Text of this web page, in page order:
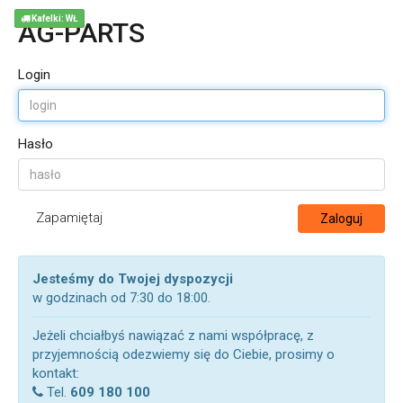
AG-PARTS
Login
Hasło
Zapamiętaj Zaloguj
Jesteśmy do Twojej dyspozycji
w godzinach od 7:30 do 18:00.
Jeżeli chciałbyś nawiązać z nami współpracę, z
przyjemnością odezwiemy się do Ciebie, prosimy o
kontakt:
Tel. 609 180 100
Kafelki: WŁ